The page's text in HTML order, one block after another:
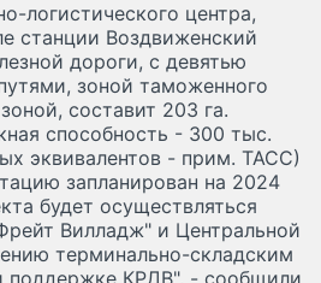
логистического центра,
станции Воздвиженский
дороги, с девятью
зоной таможенного
составит 203 га.
способность - 300 тыс.
эквивалентов - прим. ТАСС)
запланирован на 2024
будет осуществляться
Вилладж" и Центральной
терминально-складским